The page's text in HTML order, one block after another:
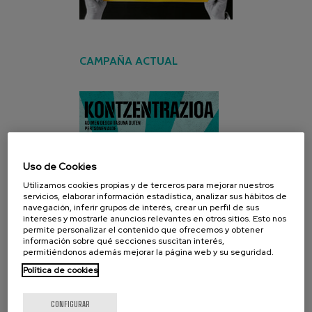
CAMPAÑA ACTUAL
Uso de Cookies
Utilizamos cookies propias y de terceros para mejorar nuestros
servicios, elaborar información estadística, analizar sus hábitos de
navegación, inferir grupos de interés, crear un perfil de sus
intereses y mostrarle anuncios relevantes en otros sitios. Esto nos
permite personalizar el contenido que ofrecemos y obtener
información sobre qué secciones suscitan interés,
permitiéndonos además mejorar la página web y su seguridad.
Política de cookies
CONFIGURAR